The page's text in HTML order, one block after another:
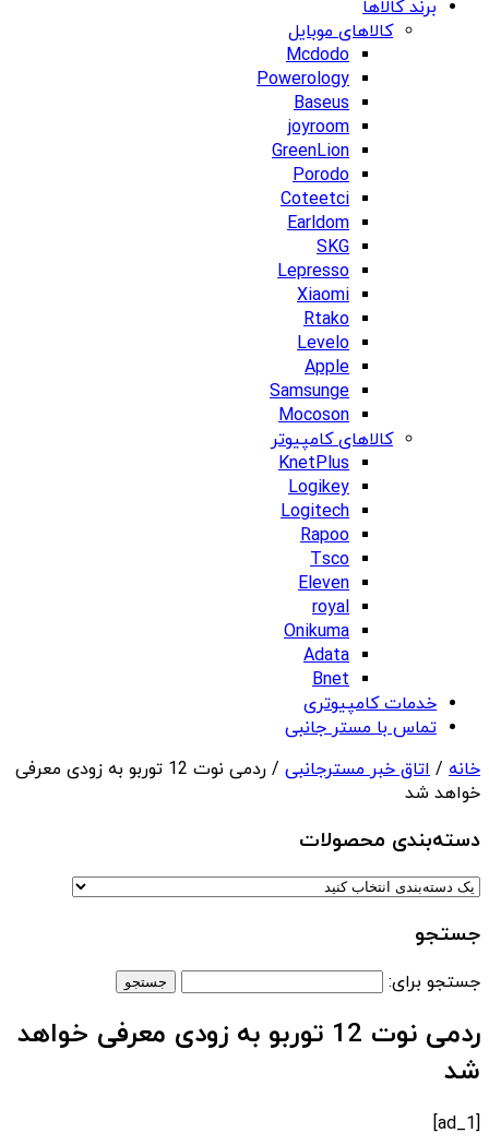
برند کالاها
کالاهای موبایل
Mcdodo
Powerology
Baseus
joyroom
GreenLion
Porodo
Coteetci
Earldom
SKG
Lepresso
Xiaomi
Rtako
Levelo
Apple
Samsunge
Mocoson
کالاهای کامپیوتر
KnetPlus
Logikey
Logitech
Rapoo
Tsco
Eleven
royal
Onikuma
Adata
Bnet
خدمات کامپیوتری
تماس با مستر جانبی
خانه / اتاق خبر مسترجانبی
/ ردمی نوت 12 توربو به زودی معرفی
خواهد شد
دسته‌بندی‌ محصولات
جستجو
جستجو برای:
ردمی نوت 12 توربو به زودی معرفی خواهد
شد
[ad_1]